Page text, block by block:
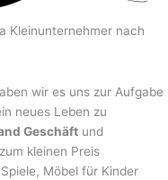
Kleinunternehmer nach
wir es uns zur Aufgabe
neues Leben zu
Geschäft und
kleinen Preis
Möbel für Kinder